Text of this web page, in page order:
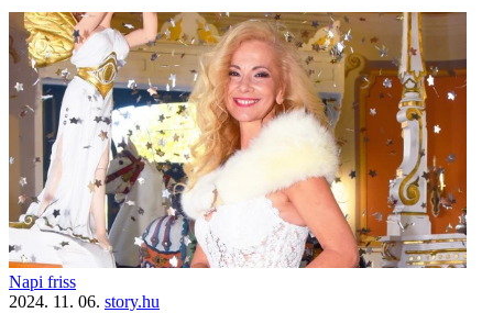
Napi friss
2024. 11. 06. story.hu